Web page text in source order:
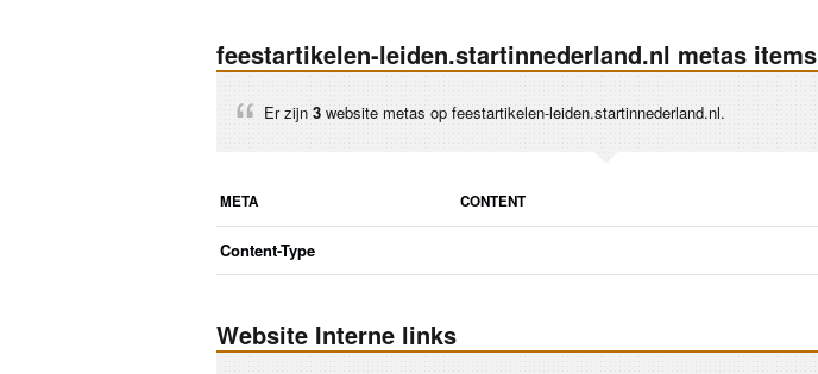
feestartikelen-leiden.startinnederland.nl metas items
Er zijn 3 website metas op feestartikelen-leiden.startinnederland.nl.
META CONTENT
Content-Type
Website Interne links